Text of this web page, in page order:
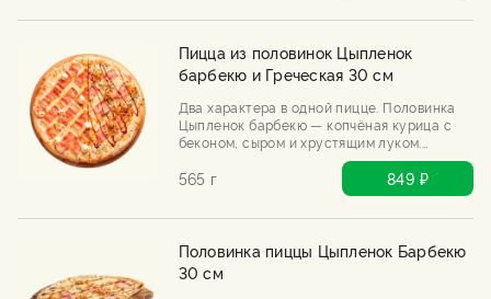
Пицца из половинок Цыпленок
барбекю и Греческая 30 см
Два характера в одной пицце. Половинка
Цыпленок барбекю — копчёная курица с
беконом, сыром и хрустящим луком.
Половинка «Греческая» — бекон, два сыра
и чесночный соус. Половинку пиццы мы
выпекаем только после вашего заказа.
565 г 849 ₽
Половинка пиццы Цыпленок Барбекю
30 см